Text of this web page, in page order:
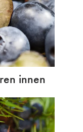
innen